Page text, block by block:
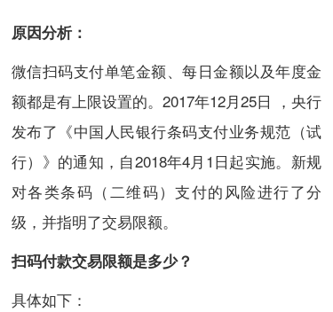
原因分析：
微信扫码支付单笔金额、每日金额以及年度金
额都是有上限设置的。2017年12月25日 ，央行
发布了《中国人民银行条码支付业务规范（试
行）》的通知，自2018年4月1日起实施。新规
对各类条码（二维码）支付的风险进行了分
级，并指明了交易限额。
扫码付款交易限额是多少？
具体如下：